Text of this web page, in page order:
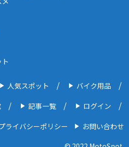
人気スポット バイク用品
記事一覧 ログイン
ライバシーポリシー
お問い合わせ